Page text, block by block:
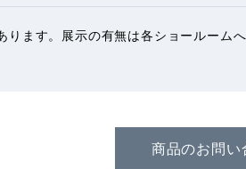
ます。展示の有無は各ショールーム
商品のお問い